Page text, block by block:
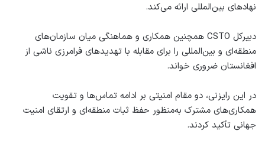
نهادهای بین‌المللی ارائه می‌کند.
دبیرکل CSTO همچنین همکاری و هماهنگی میان سازمان‌های
منطقه‌ای و بین‌المللی را برای مقابله با تهدیدهای فرامرزی ناشی از
افغانستان ضروری خواند.
در این رایزنی، دو مقام امنیتی بر ادامه تماس‌ها و تقویت
همکاری‌های مشترک به‌منظور حفظ ثبات منطقه‌ای و ارتقای امنیت
جهانی تأکید کردند.